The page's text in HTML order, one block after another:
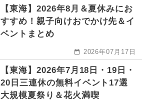
【東海】2026年8月＆夏休みにお
すすめ！親子向けおでかけ先＆イ
ベントまとめ
2026年07月17日
【東海】2026年7月18日・19日・
20日三連休の無料イベント17選
大規模夏祭り＆花火満喫